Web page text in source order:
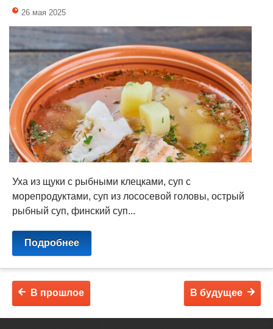
26 мая 2025
​Уха из щуки с рыбными клецками, суп с
морепродуктами, суп из лососевой головы, острый
рыбный суп, финский суп...
Подробнее
В будущее
В прошлое